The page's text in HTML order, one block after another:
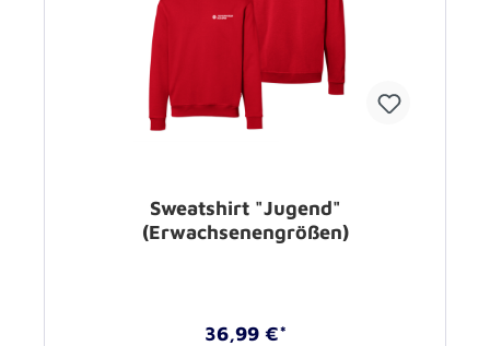
Sweatshirt "Jugend"
(Erwachsenengrößen)
36,99 €*